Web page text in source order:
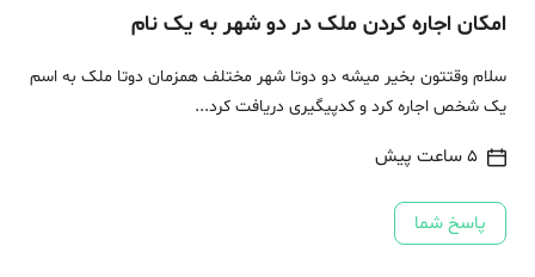
امکان اجاره کردن ملک در دو شهر به یک نام
سلام وقتتون بخیر میشه دو دوتا شهر مختلف همزمان دوتا ملک به اسم
یک شخص اجاره کرد و کدپیگیری دریافت کرد...
5 ساعت پیش
پاسخ شما